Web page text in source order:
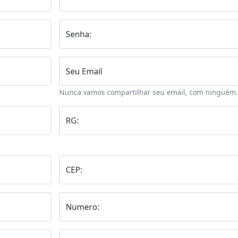
Senha:
Seu Email
Nunca vamos compartilhar seu email, com ninguém.
RG:
CEP:
Numero: